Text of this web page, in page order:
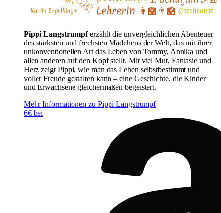
Pippi Langstrumpferzählt die unvergleichlichen Abenteuer
des stärksten und frechsten Mädchens der Welt, das mit ihrer
unkonventionellen Art das Leben von Tommy, Annika und
allen anderen auf den Kopf stellt. Mit viel Mut, Fantasie und
Herz zeigt Pippi, wie man das Leben selbstbestimmt und
voller Freude gestalten kann – eine Geschichte, die Kinder
und Erwachsene gleichermaßen begeistert.
Mehr Informationen zu Pippi Langstrumpf
6€ bei